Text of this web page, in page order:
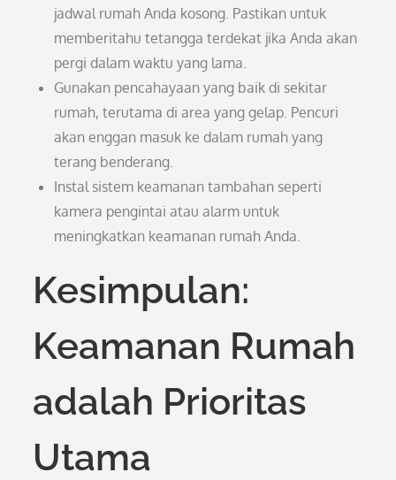
jadwal rumah Anda kosong. Pastikan untuk
memberitahu tetangga terdekat jika Anda akan
pergi dalam waktu yang lama.
Gunakan pencahayaan yang baik di sekitar
rumah, terutama di area yang gelap. Pencuri
akan enggan masuk ke dalam rumah yang
terang benderang.
Instal sistem keamanan tambahan seperti
kamera pengintai atau alarm untuk
meningkatkan keamanan rumah Anda.
Kesimpulan:
Keamanan Rumah
adalah Prioritas
Utama